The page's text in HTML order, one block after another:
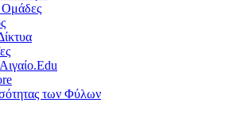
Ομάδες
των Φύλων